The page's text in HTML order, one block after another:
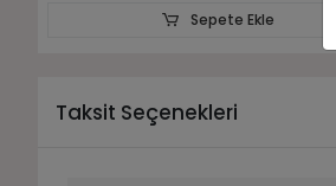
Sepete Ekle
Taksit Seçenekleri